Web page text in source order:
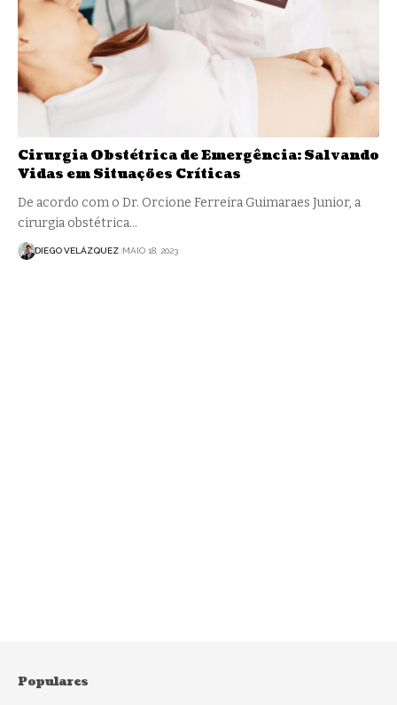
Cirurgia Obstétrica de Emergência: Salvando
Vidas em Situações Críticas
De acordo com o Dr. Orcione Ferreira Guimaraes Junior, a
cirurgia obstétrica…
DIEGO VELÁZQUEZ MAIO 18, 2023
Populares